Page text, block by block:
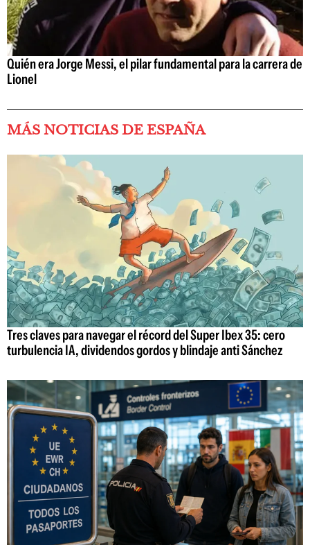
Quién era Jorge Messi, el pilar fundamental para la carrera de
Lionel
MÁS NOTICIAS DE ESPAÑA
Tres claves para navegar el récord del Super Ibex 35: cero
turbulencia IA, dividendos gordos y blindaje anti Sánchez